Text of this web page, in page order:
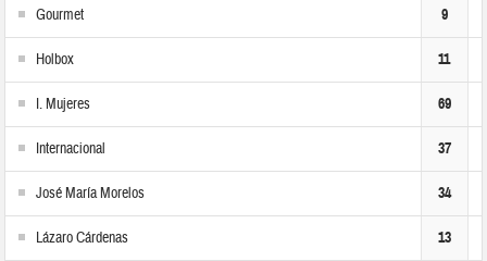
Gourmet 9
Holbox 11
I. Mujeres 69
Internacional 37
José María Morelos 34
Lázaro Cárdenas 13